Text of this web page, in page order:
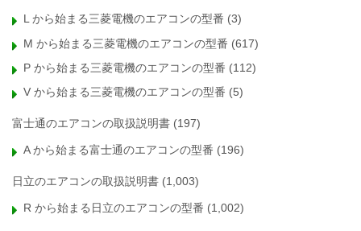
L から始まる三菱電機のエアコンの型番 (3)
M から始まる三菱電機のエアコンの型番 (617)
P から始まる三菱電機のエアコンの型番 (112)
V から始まる三菱電機のエアコンの型番 (5)
富士通のエアコンの取扱説明書 (197)
A から始まる富士通のエアコンの型番 (196)
日立のエアコンの取扱説明書 (1,003)
R から始まる日立のエアコンの型番 (1,002)